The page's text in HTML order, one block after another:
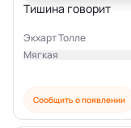
Тишина говорит
Экхарт Толле
Мягкая
Сообщить о появлении